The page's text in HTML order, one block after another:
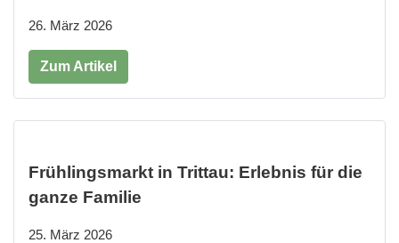
26. März 2026
Zum Artikel
Frühlingsmarkt in Trittau: Erlebnis für die
ganze Familie
25. März 2026